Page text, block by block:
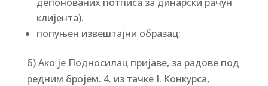
клијента).
попуњен извештајни образац;
б) Ако је Подносилац пријаве, за радове под
редним бројем. 4. из тачке I. Конкурса,